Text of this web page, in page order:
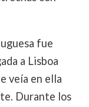
fue
a Lisboa
veía en ella
Durante los